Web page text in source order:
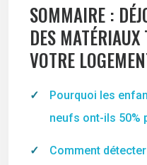
SOMMAIRE :
DES
VOTRE
Pourquoi les
neufs ont-ils 50%
Comment